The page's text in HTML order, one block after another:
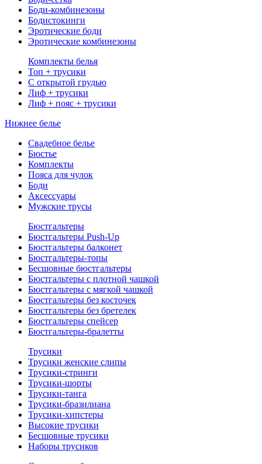
Боди-комбинезоны
Бодистокинги
Эротические боди
Эротические комбинезоны
Комплекты белья
Топ + трусики
С открытой грудью
Лиф + трусики
Лиф + пояс + трусики
Нижнее белье
Свадебное белье
Бюстье
Комплекты
Пояса для чулок
Боди
Аксессуары
Мужские трусы
Бюстгальтеры
Бюстгальтеры Push-Up
Бюстгальтеры балконет
Бюстгальтеры-топы
Бесшовные бюстгальтеры
Бюстгальтеры с плотной чашкой
Бюстгальтеры с мягкой чашкой
Бюстгальтеры без косточек
Бюстгальтеры без бретелек
Бюстгальтеры спейсер
Бюстгальтеры-бралетты
Трусики
Трусики женские слипы
Трусики-стринги
Трусики-шорты
Трусики-танга
Трусики-бразилиана
Трусики-хипстеры
Высокие трусики
Бесшовные трусики
Наборы трусиков